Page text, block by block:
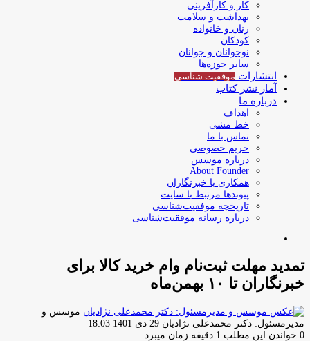
کار و کارآفرینی
بهداشت و سلامت
زنان و خانواده
کودکان
نوجوانان و جوانان
سایر حوزه‌ها
انتشارات موفقیت‌ شناسی
آمار نشر کتاب
درباره ما
اهداف
خط مشی
تماس با ما
حریم خصوصی
درباره موسس
About Founder
همکاری با خبرنگاران
پیوندها مرتبط با سایت
تاریخچه موفقیت‌شناسی
درباره رسانه موفقیت‌شناسی
تمدید مهلت ثبت‌نام وام خرید کالا برای
خبرنگاران تا ۱۰ بهمن‌ماه
موسس و
مدیرمسئول: دکتر محمدعلی نژادیان ارسال
ایمیل
29 دی 1401 18:03
0 خواندن این مطلب 1 دقیقه زمان میبرد